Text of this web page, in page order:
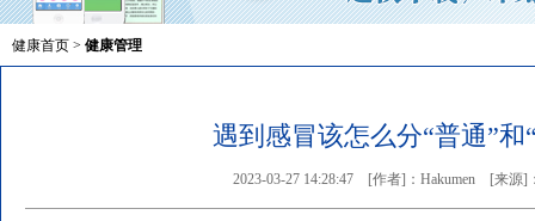
健康首页 > 健康管理
遇到感冒该怎么分“普通”和
2023-03-27 14:28:47 [作者]：Hakumen [来源]